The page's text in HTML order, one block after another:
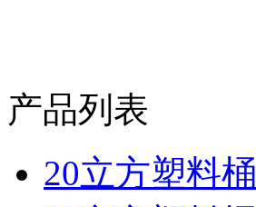
产品列表
20立方塑料桶